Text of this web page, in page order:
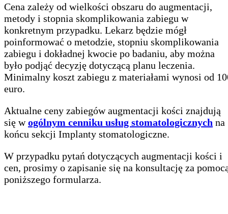
Cena zależy od wielkości obszaru do augmentacji,
metody i stopnia skomplikowania zabiegu w
konkretnym przypadku. Lekarz będzie mógł
poinformować o metodzie, stopniu skomplikowania
zabiegu i dokładnej kwocie po badaniu, aby można
było podjąć decyzję dotyczącą planu leczenia.
Minimalny koszt zabiegu z materiałami wynosi od
euro.
Aktualne ceny zabiegów augmentacji kości znajdują
się wogólnym cenniku usług stomatologicznych na
końcu sekcji Implanty stomatologiczne.
W przypadku pytań dotyczących augmentacji kości i
cen, prosimy o zapisanie się na konsultację za
poniższego formularza.